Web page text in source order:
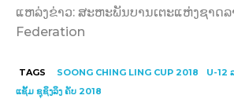
ແຫລ່ງຂ່າວ: ສະຫະພັນບານເຕະແຫ່ງຊາດລ
Federation
TAGS SOONG CHING LING CUP 2018 U-12
ແຊັ້ມ ຊຸຊິງລິງ ຄັບ 2018